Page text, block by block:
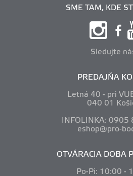
SME TAM, KDE
Sledujte
PREDAJŇA
Letná 40 - pri
040 01
INFOLINKA: 0905
eshop@pro-
OTVÁRACIA DOBA
Po-Pi: 10:00 -